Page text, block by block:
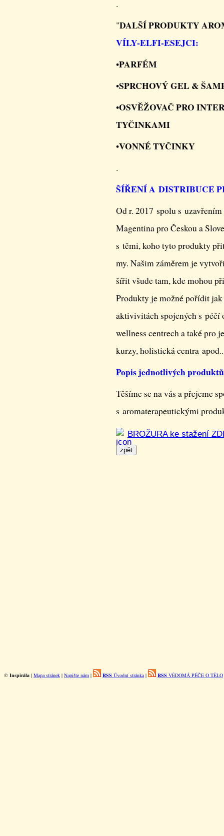
.
"DALŠÍ PRODUKTY
VÍLY-ELFI-ESEJCI:
•PARFÉM
•SPRCHOVÝ GEL &
•OSVĚŽOVAČ PRO
TYČINKAMI
•VONNÉ TYČINKY
.
ŠÍŘENÍ A DISTRIBUCE
Od r. 2017 spolu s
Magentina pro Českou a
s těmi, koho tyto produkty
my. Našim záměrem je
šířit všude tam, kde mohou
Produkty je možné pořídit
aktivivitách spojených s péčí
wellness centrech a také pro
kurzy, holistická centra apod..
Popis jednotlivých
Těšíme se na vás a přejeme
s aromaterape­utickými
BROŽURA ke stažení
© Inspirála | Mapa stránek | Napište nám | RSS Úvodní stránka| RSS VĚDOMÁ PÉČE O TĚLO